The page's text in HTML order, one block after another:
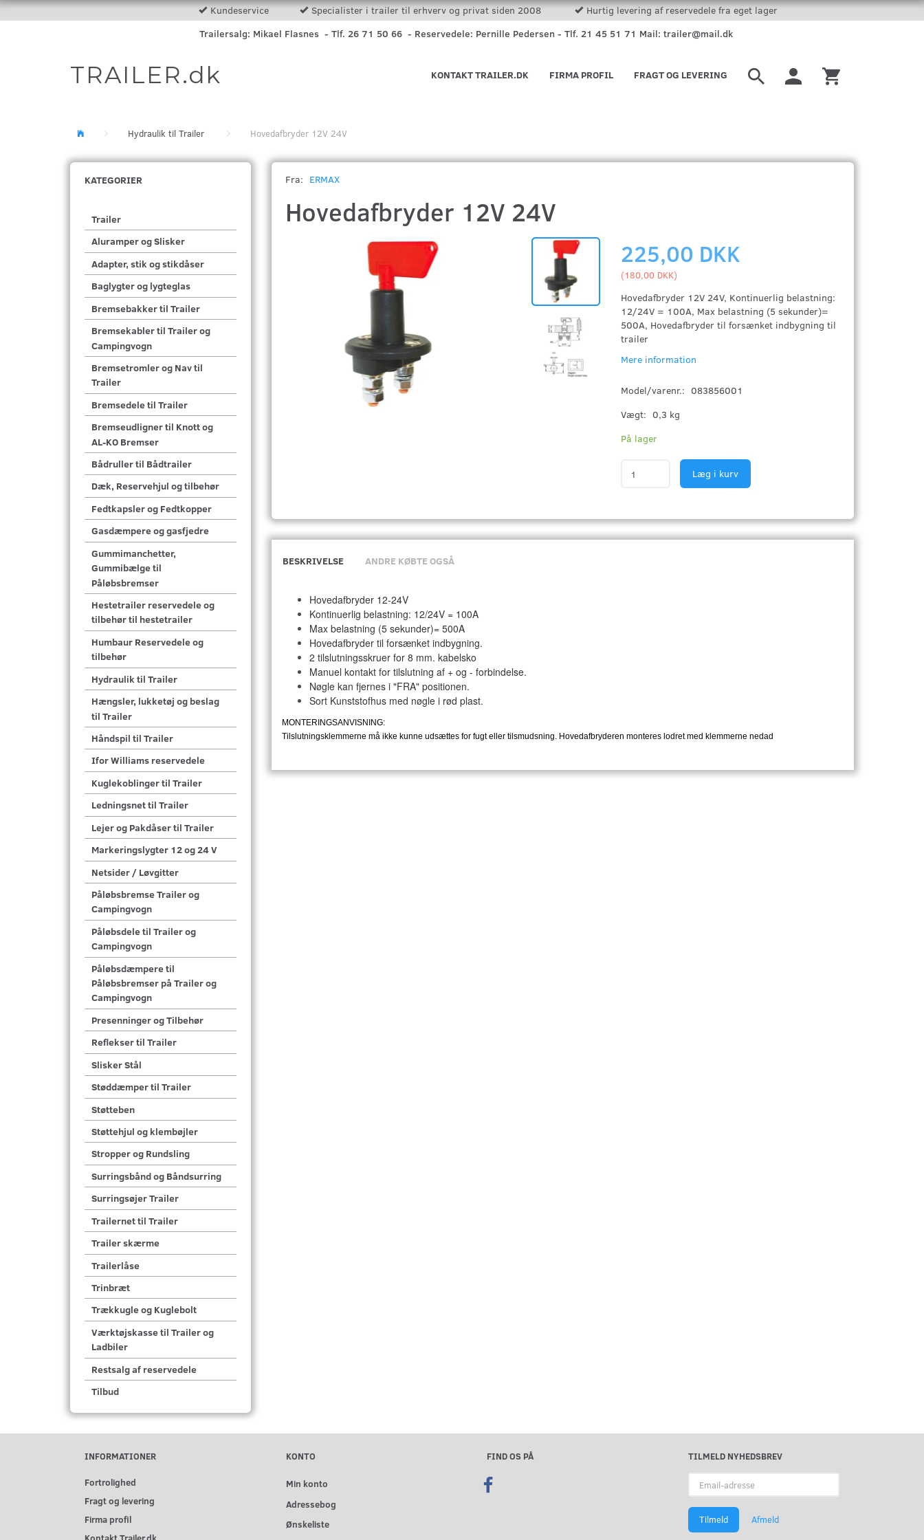
Kundeservice Specialister i trailer til erhverv og privat siden 2008
Hurtig levering af reservedele fra eget lager
Trailersalg: Mikael Flasnes - Tlf. 26 71 50 66 - Reservedele: Pernille Pedersen - Tlf. 21 45 51 71 Mail: trailer@mail.dk
TRAILER.dk FRAGT OG LEVERING
FIRMA PROFIL
KONTAKT TRAILER.DK
Hydraulik til Trailer Hovedafbryder 12V 24V
KATEGORIER
Trailer
Aluramper og Slisker
Adapter, stik og stikdåser
Baglygter og lygteglas
Bremsebakker til Trailer
Bremsekabler til Trailer og
Campingvogn
Bremsetromler og Nav til
Trailer
Bremsedele til Trailer
Bremseudligner til Knott og
AL-KO Bremser
Bådruller til Bådtrailer
Dæk, Reservehjul og tilbehør
Fedtkapsler og Fedtkopper
Gasdæmpere og gasfjedre
Gummimanchetter,
Gummibælge til
Påløbsbremser
Hestetrailer reservedele og
tilbehør til hestetrailer
Humbaur Reservedele og
tilbehør
Hydraulik til Trailer
Hængsler, lukketøj og beslag
til Trailer
Håndspil til Trailer
Ifor Williams reservedele
Kuglekoblinger til Trailer
Ledningsnet til Trailer
Lejer og Pakdåser til Trailer
Markeringslygter 12 og 24 V
Netsider / Løvgitter
Påløbsbremse Trailer og
Campingvogn
Påløbsdele til Trailer og
Campingvogn
Påløbsdæmpere til
Påløbsbremser på Trailer og
Campingvogn
Presenninger og Tilbehør
Reflekser til Trailer
Slisker Stål
Støddæmper til Trailer
Støtteben
Støttehjul og klembøjler
Stropper og Rundsling
Surringsbånd og Båndsurring
Surringsøjer Trailer
Trailernet til Trailer
Trailer skærme
Trailerlåse
Trinbræt
Trækkugle og Kuglebolt
Værktøjskasse til Trailer og
Ladbiler
Restsalg af reservedele
Tilbud
Fra: ERMAX
Hovedafbryder 12V 24V
225,00 DKK
(180,00 DKK)
Hovedafbryder 12V 24V, Kontinuerlig belastning:
12/24V = 100A, Max belastning (5 sekunder)=
500A, Hovedafbryder til forsænket indbygning til
trailer
Mere information
Model/varenr.: 083856001
Vægt: 0,3 kg
På lager
Læg i kurv
BESKRIVELSE ANDRE KØBTE OGSÅ
Hovedafbryder 12-24V
Kontinuerlig belastning: 12/24V = 100A
Max belastning (5 sekunder)= 500A
Hovedafbryder til forsænket indbygning.
2 tilslutningsskruer for 8 mm. kabelsko
Manuel kontakt for tilslutning af + og - forbindelse.
Nøgle kan fjernes i "FRA" positionen.
Sort Kunststofhus med nøgle i rød plast.
MONTERINGSANVISNING:
Tilslutningsklemmerne må ikke kunne udsættes for fugt eller tilsmudsning. Hovedafbryderen monteres lodret med klemmerne nedad
INFORMATIONER
Fortrolighed
Fragt og levering
Firma profil
KONTO
Min konto
Adressebog
Ønskeliste
FIND OS PÅ
TILMELD NYHEDSBREV
adresse
Tilmeld Afmeld